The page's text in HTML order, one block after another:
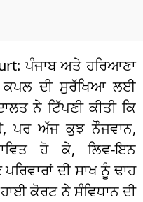
ਪੰਜਾਬ ਅਤੇ ਹਰਿਆਣਾ
ਦੀ ਸੁਰੱਖਿਆ ਲਈ
ਨੇ ਟਿੱਪਣੀ ਕੀਤੀ ਕਿ
ਪਰ ਅੱਜ ਕੁਝ ਨੌਜਵਾਨ,
ਹੋ ਕੇ, ਲਿਵ-ਇਨ
ਦੀ ਸਾਖ ਨੂੰ ਢਾਹ
ਕੋਰਟ ਨੇ ਸੰਵਿਧਾਨ ਦੀ